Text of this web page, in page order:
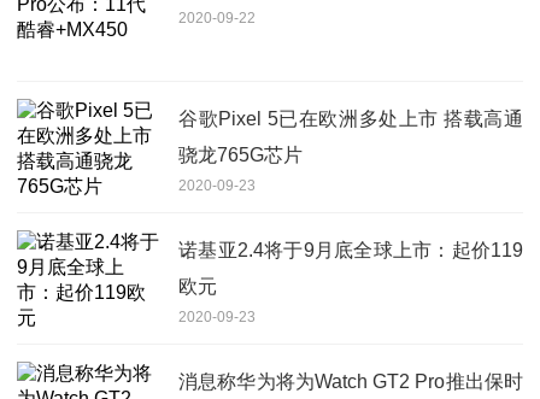
2020-09-22
谷歌Pixel 5已在欧洲多处上市 搭载高通
骁龙765G芯片
2020-09-23
诺基亚2.4将于9月底全球上市：起价119
欧元
2020-09-23
消息称华为将为Watch GT2 Pro推出保时